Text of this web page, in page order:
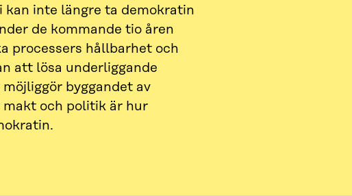
kan inte längre ta demokratin
de kommande tio åren
processers hållbarhet och
att lösa underliggande
byggandet av
och politik är hur